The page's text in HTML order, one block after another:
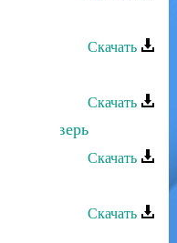
Скачать
Скачать
мне дверь
Скачать
Скачать